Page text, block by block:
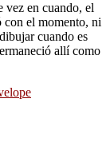
vez en cuando, el
con el momento, ni
cuando es
allí como